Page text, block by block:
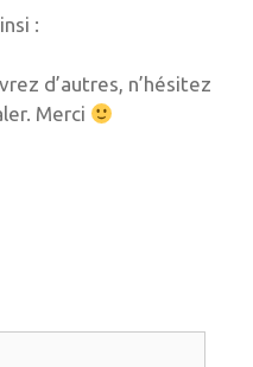
:
d’autres, n’hésitez
Merci